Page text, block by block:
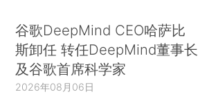
谷歌DeepMind CEO哈萨比
斯卸任 转任DeepMind董事长
及谷歌首席科学家
2026年08月06日